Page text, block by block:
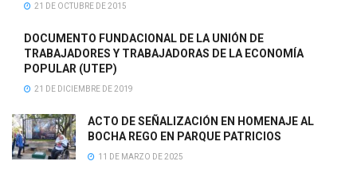
21 DE OCTUBRE DE 2015
DOCUMENTO FUNDACIONAL DE LA UNIÓN DE
TRABAJADORES Y TRABAJADORAS DE LA ECONOMÍA
POPULAR (UTEP)
21 DE DICIEMBRE DE 2019
ACTO DE SEÑALIZACIÓN EN HOMENAJE AL
BOCHA REGO EN PARQUE PATRICIOS
11 DE MARZO DE 2025